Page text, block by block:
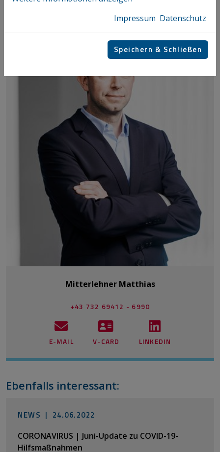
Mitterlehner Matthias
+43 732 69412 - 6990
E-MAIL V-CARD LINKEDIN
Ebenfalls interessant:
NEWS | 24.06.2022
CORONAVIRUS | Juni-Update zu COVID-19-
Hilfsmaßnahmen
Impressum Datenschutz
Speichern & Schließen